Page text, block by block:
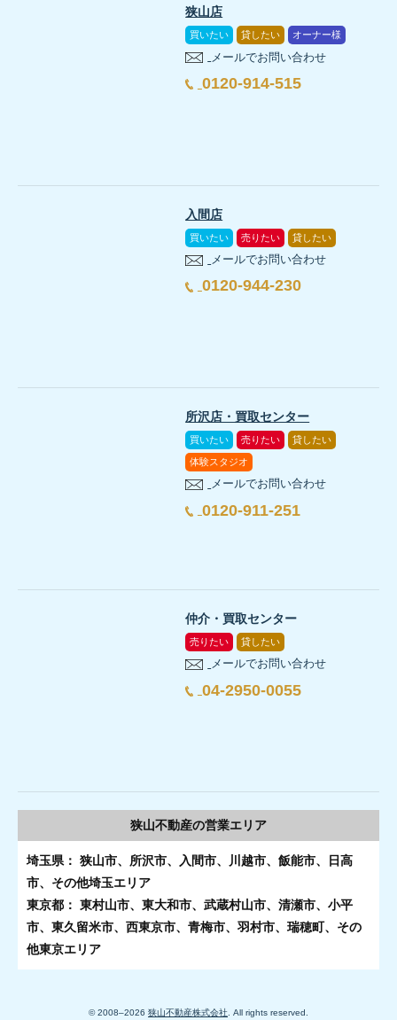
狭山店
買いたい 貸したい オーナー様
メールでお問い合わせ
0120-914-515
入間店
買いたい 売りたい 貸したい
メールでお問い合わせ
0120-944-230
所沢店・買取センター
買いたい 売りたい 貸したい
体験スタジオ
メールでお問い合わせ
0120-911-251
仲介・買取センター
売りたい 貸したい
メールでお問い合わせ
04-2950-0055
狭山不動産の営業エリア
埼玉県： 狭山市、所沢市、入間市、川越市、飯能市、日高
市、その他埼玉エリア
東京都： 東村山市、東大和市、武蔵村山市、清瀬市、小平
市、東久留米市、西東京市、青梅市、羽村市、瑞穂町、その
他東京エリア
© 2008–2026 狭山不動産株式会社. All rights reserved.